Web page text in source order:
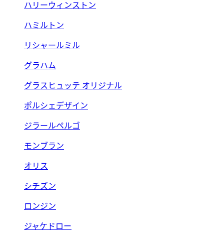
ハリーウィンストン
ハミルトン
リシャールミル
グラハム
グラスヒュッテ オリジナル
ポルシェデザイン
ジラールペルゴ
モンブラン
オリス
シチズン
ロンジン
ジャケドロー